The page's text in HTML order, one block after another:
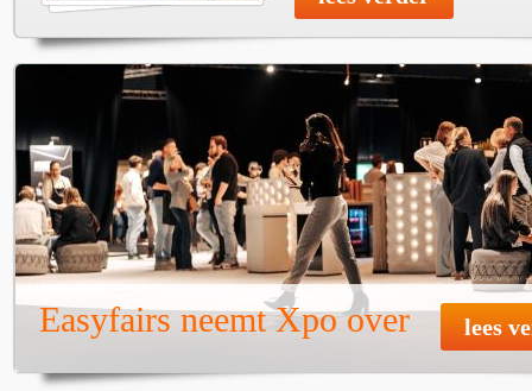
Easyfairs neemt Xpo over lees